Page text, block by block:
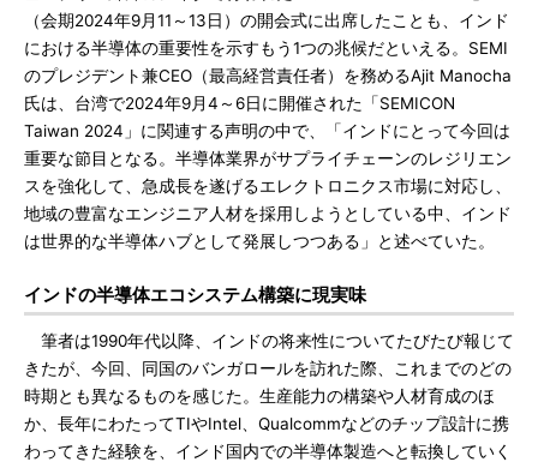
（会期2024年9月11～13日）の開会式に出席したことも、インド
における半導体の重要性を示すもう1つの兆候だといえる。SEMI
のプレジデント兼CEO（最高経営責任者）を務めるAjit Manocha
氏は、台湾で2024年9月4～6日に開催された「SEMICON
Taiwan 2024」に関連する声明の中で、「インドにとって今回は
重要な節目となる。半導体業界がサプライチェーンのレジリエン
スを強化して、急成長を遂げるエレクトロニクス市場に対応し、
地域の豊富なエンジニア人材を採用しようとしている中、インド
は世界的な半導体ハブとして発展しつつある」と述べていた。
インドの半導体エコシステム構築に現実味
筆者は1990年代以降、インドの将来性についてたびたび報じて
きたが、今回、同国のバンガロールを訪れた際、これまでのどの
時期とも異なるものを感じた。生産能力の構築や人材育成のほ
か、長年にわたってTIやIntel、Qualcommなどのチップ設計に携
わってきた経験を、インド国内での半導体製造へと転換していく